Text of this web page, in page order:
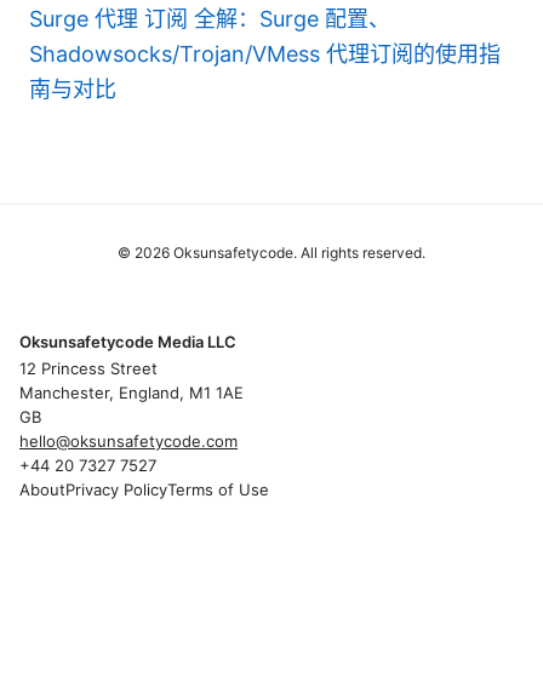
Surge 代理 订阅 全解：Surge 配置、
Shadowsocks/Trojan/VMess 代理订阅的使用指
南与对比
© 2026 Oksunsafetycode. All rights reserved.
Oksunsafetycode Media LLC
12 Princess Street
Manchester, England, M1 1AE
GB
hello@oksunsafetycode.com
+44 20 7327 7527
AboutPrivacy PolicyTerms of Use